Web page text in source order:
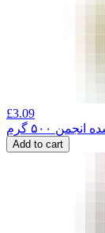
£3.09
۵۰۰ گرم
Add to cart